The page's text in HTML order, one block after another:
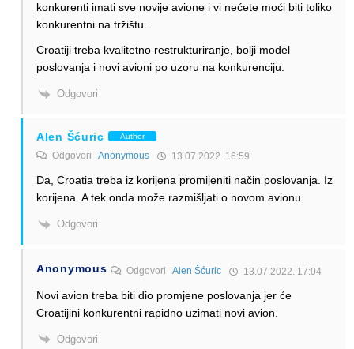
konkurenti imati sve novije avione i vi nećete moći biti toliko
konkurentni na tržištu.
Croatiji treba kvalitetno restrukturiranje, bolji model
poslovanja i novi avioni po uzoru na konkurenciju.
Odgovori
Alen Šćuric Author
Odgovori Anonymous 13.07.2022. 16:59
Da, Croatia treba iz korijena promijeniti način poslovanja. Iz
korijena. A tek onda može razmišljati o novom avionu.
Odgovori
Anonymous OdgovoriAlen Šćuric 13.07.2022. 17:04
Novi avion treba biti dio promjene poslovanja jer će
Croatijini konkurentni rapidno uzimati novi avion.
Odgovori